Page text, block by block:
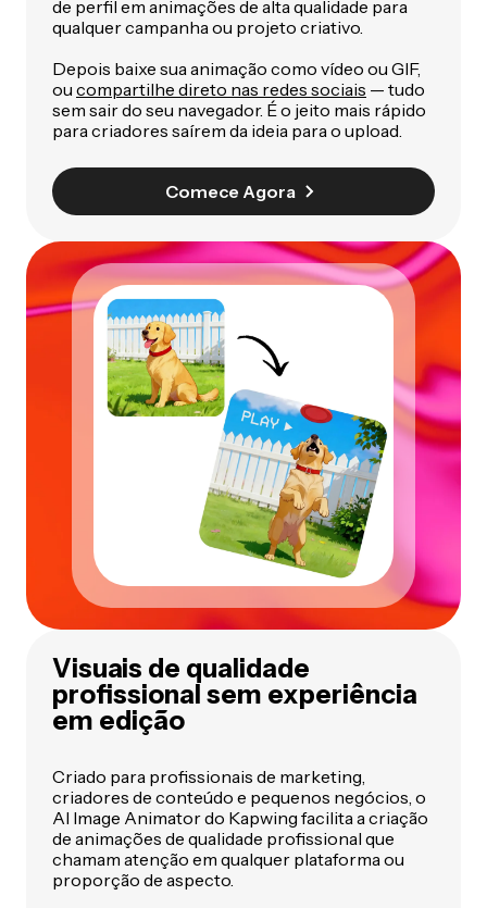
de perfil em animações de alta qualidade para
qualquer campanha ou projeto criativo.
Depois baixe sua animação como vídeo ou GIF,
ou compartilhe direto nas redes sociais — tudo
sem sair do seu navegador. É o jeito mais rápido
para criadores saírem da ideia para o upload.
Comece Agora
Visuais de qualidade
profissional sem experiência
em edição
Criado para profissionais de marketing,
criadores de conteúdo e pequenos negócios, o
AI Image Animator do Kapwing facilita a criação
de animações de qualidade profissional que
chamam atenção em qualquer plataforma ou
proporção de aspecto.